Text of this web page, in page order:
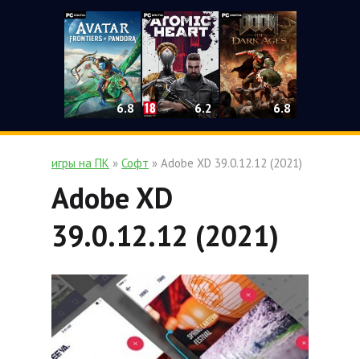
6.8 6.2 6.8
игры на ПК » Софт » Adobe XD 39.0.12.12 (2021)
Adobe XD
39.0.12.12 (2021)